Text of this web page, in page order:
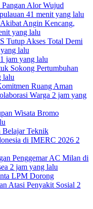
Alor Wujud
41 menit yang lalu
Angin Kencang,
yang lalu
Tutup Akses Total Demi
lalu
1 jam yang lalu
Sokong Pertumbuhan
lalu
Ruang Aman
Warga 2 jam yang
Wisata Bromo
Belajar Teknik
di IMERC 2026 2
Penggemar AC Milan di
2 jam yang lalu
LPM Dorong
Atasi Penyakit Sosial 2